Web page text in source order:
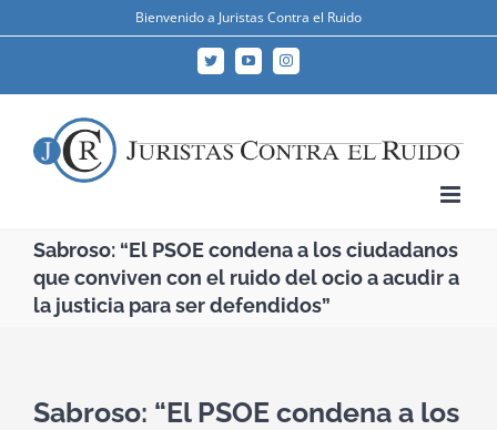
Bienvenido a Juristas Contra el Ruido
TwitterYouTubeInstagram
Sabroso: “El PSOE condena a los ciudadanos
que conviven con el ruido del ocio a acudir a
la justicia para ser defendidos”
Sabroso: “El PSOE condena a los